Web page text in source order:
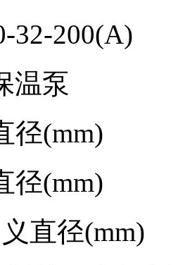
32-200(A)
温泵
径(mm)
径(mm)
直径(mm)